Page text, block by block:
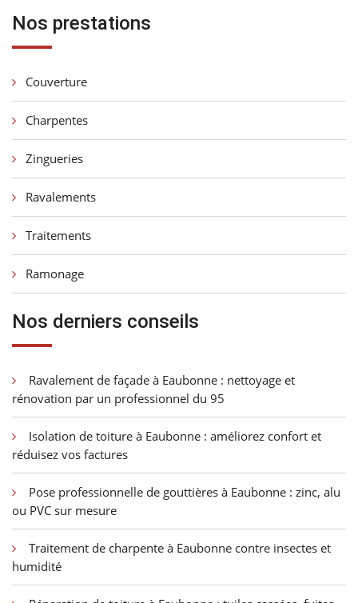
Nos prestations
Couverture
Charpentes
Zingueries
Ravalements
Traitements
Ramonage
Nos derniers conseils
Ravalement de façade à Eaubonne : nettoyage et
rénovation par un professionnel du 95
Isolation de toiture à Eaubonne : améliorez confort et
réduisez vos factures
Pose professionnelle de gouttières à Eaubonne : zinc, alu
ou PVC sur mesure
Traitement de charpente à Eaubonne contre insectes et
humidité